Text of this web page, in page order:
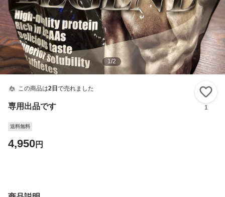
1/2
この商品は2日 で売れました
専用出品です 1
送料無料
4,950円